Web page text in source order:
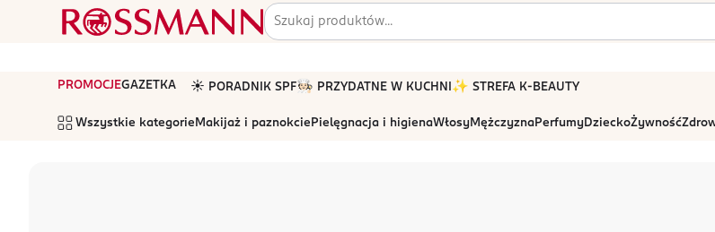
PROMOCJEGAZETKA ☀️ PORADNIK SPF🧑🏻‍🍳 PRZYDATNE W KUCHNI ✨ STREFA K-BEAUTY
Wszystkie kategorie Makijaż i paznokcie Pielęgnacja i higienaWłosyMężczyznaPerfumyDzieckoŻywność